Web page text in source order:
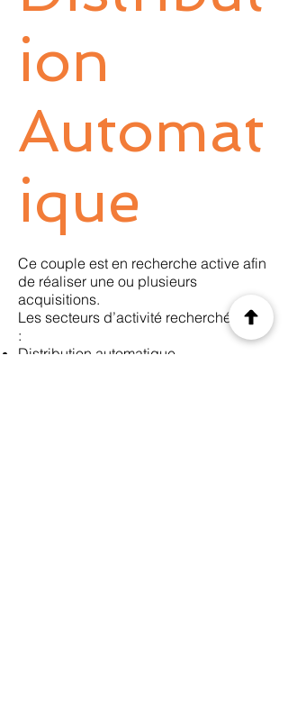
ion
Automat
ique
Ce couple est en recherche active afin
de réaliser une ou plusieurs
acquisitions.
Les secteurs d’activité recherchés sont
:
Distribution automatique